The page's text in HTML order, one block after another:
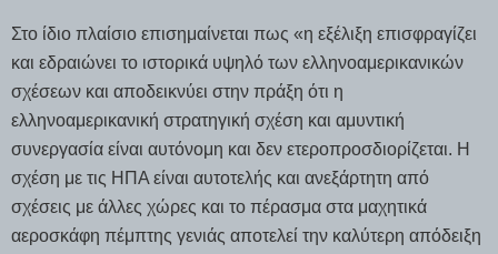
Στο ίδιο πλαίσιο επισημαίνεται πως «η εξέλιξη επισφραγίζει
και εδραιώνει το ιστορικά υψηλό των ελληνοαμερικανικών
σχέσεων και αποδεικνύει στην πράξη ότι η
ελληνοαμερικανική στρατηγική σχέση και αμυντική
συνεργασία είναι αυτόνομη και δεν ετεροπροσδιορίζεται. Η
σχέση με τις ΗΠΑ είναι αυτοτελής και ανεξάρτητη από
σχέσεις με άλλες χώρες και το πέρασμα στα μαχητικά
αεροσκάφη πέμπτης γενιάς αποτελεί την καλύτερη απόδειξη